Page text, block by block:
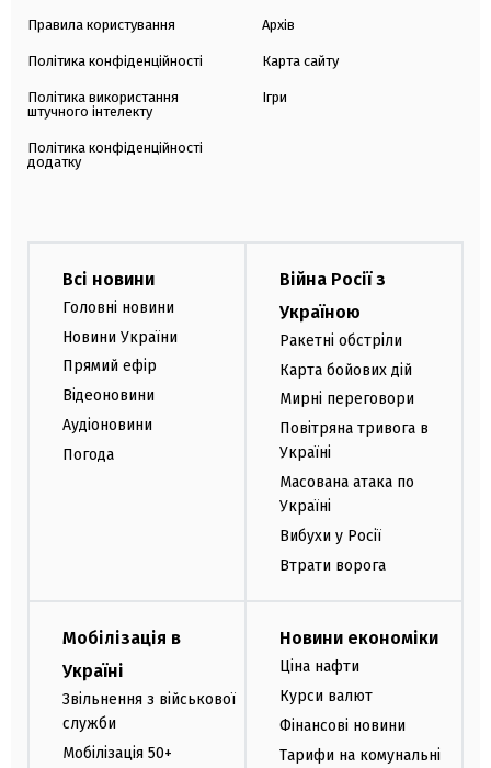
Правила користування
Політика конфіденційності
Політика використання
штучного інтелекту
Політика конфіденційності
додатку
Архів
Карта сайту
Ігри
Всі новини
Головні новини
Новини України
Прямий ефір
Відеоновини
Аудіоновини
Погода
Війна Росії з
Україною
Ракетні обстріли
Карта бойових дій
Мирні переговори
Повітряна тривога в
Україні
Масована атака по
Україні
Вибухи у Росії
Втрати ворога
Мобілізація в
Україні
Звільнення з військової
служби
Мобілізація 50+
Новини економіки
Ціна нафти
Курси валют
Фінансові новини
Тарифи на комунальні